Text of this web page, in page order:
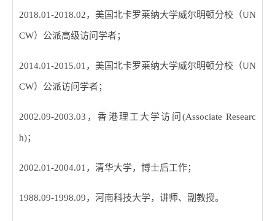
2018.01-2018.02，美国北卡罗莱纳大学威尔明顿分校（UN
CW）公派高级访问学者；
2014.01-2015.01 ，美国北卡罗莱纳大学威尔明顿分校（UN
CW）公派访问学者；
2002.09-2003.03 ，香港理工大学访问 (Associate Researc
h)；
2002.01-2004.01 ，清华大学，博士后工作；
1988.09-1998.09，河南科技大学，讲师、副教授。